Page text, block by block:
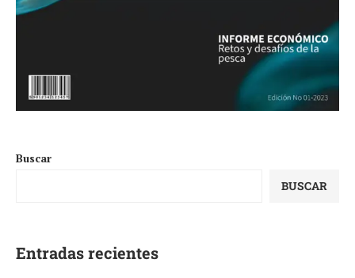
Buscar
BUSCAR
Entradas recientes